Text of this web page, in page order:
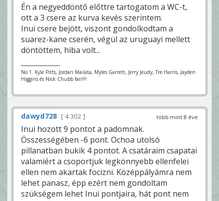
Én a negyeddöntő előttre tartogatom a WC-t,
ott a 3 csere az kurva kevés szerintem.
Inui csere bejött, viszont gondolkodtam a
suarez-kane cserén, végül az uruguayi mellett
döntöttem, hiba volt...
No 1. Kyle Pitts, Jordan Mailata, Myles Garrett, Jerry Jeudy, Tre Harris, Jayden
Higgins és Nick Chubb fan!!!
több mint 8 éve
dawyd728 4 302
Inui hozott 9 pontot a padomnak.
Összességében -6 pont. Ochoa utolsó
pillanatban bukik 4 pontot. A csatáraim csapatai
valamiért a csoportjuk legkönnyebb ellenfelei
ellen nem akartak focizni. Középpályámra nem
lehet panasz, épp ezért nem gondoltam
szükségem lehet Inui pontjaira, hát pont nem